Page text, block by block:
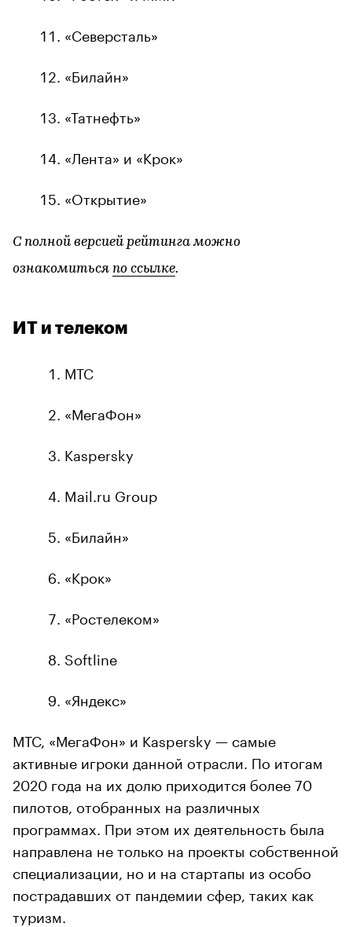
«Северсталь»
«Билайн»
«Татнефть»
«Лента» и «Крок»
«Открытие»
С полной версией рейтинга можно
ознакомиться по ссылке.
ИТ и телеком
МТС
«МегаФон»
Kaspersky
Mail.ru Group
«Билайн»
«Крок»
«Ростелеком»
Softline
«Яндекс»
МТС, «МегаФон» и Kaspersky — самые
активные игроки данной отрасли. По итогам
2020 года на их долю приходится более 70
пилотов, отобранных на различных
программах. При этом их деятельность была
направлена не только на проекты собственной
специализации, но и на стартапы из особо
пострадавших от пандемии сфер, таких как
туризм.